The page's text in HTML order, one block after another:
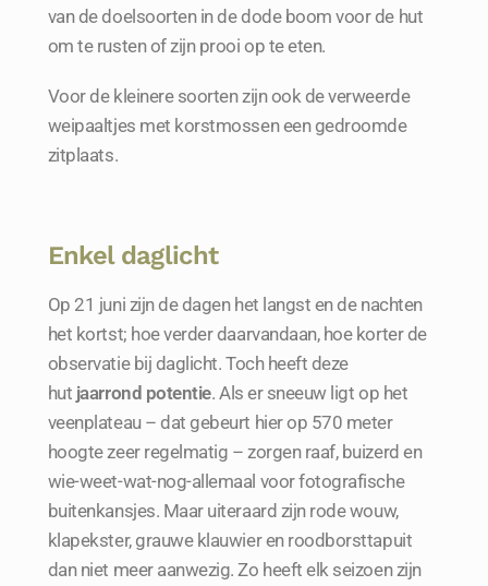
van de doelsoorten in de dode boom voor de hut
om te rusten of zijn prooi op te eten.
Voor de kleinere soorten zijn ook de verweerde
weipaaltjes met korstmossen een gedroomde
zitplaats.
Enkel daglicht
Op 21 juni zijn de dagen het langst en de nachten
het kortst; hoe verder daarvandaan, hoe korter de
observatie bij daglicht. Toch heeft deze
hut jaarrond potentie. Als er sneeuw ligt op het
veenplateau – dat gebeurt hier op 570 meter
hoogte zeer regelmatig – zorgen raaf, buizerd en
wie-weet-wat-nog-allemaal voor fotografische
buitenkansjes. Maar uiteraard zijn rode wouw,
klapekster, grauwe klauwier en roodborsttapuit
dan niet meer aanwezig. Zo heeft elk seizoen zijn